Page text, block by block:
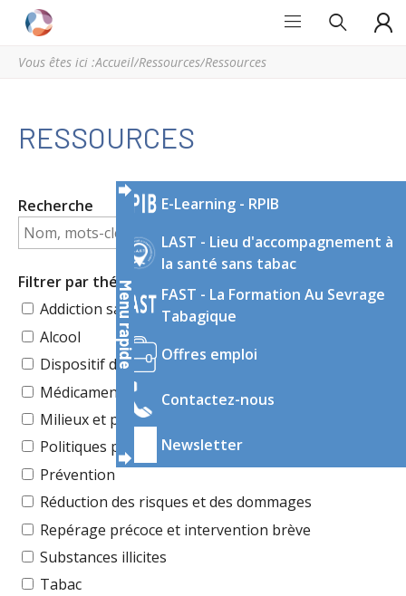
Est
régional
d’expertise
addictologie
du
Grand
Est
Menu rapide
E-Learning - RPIB
LAST - Lieu d'accompagnement à
la santé sans tabac
FAST - La Formation Au Sevrage
Tabagique
Offres emploi
Contactez-nous
Newsletter
Vous êtes ici :Accueil/Ressources/Ressources
RESSOURCES
Recherche
Filtrer par thématique
Addiction sans substance
Alcool
Dispositif de soin, d’accompagnement
Médicaments/Médicaments détournés
Milieux et publics
Politiques publiques
Prévention
Réduction des risques et des dommages
Repérage précoce et intervention brève
Substances illicites
Tabac